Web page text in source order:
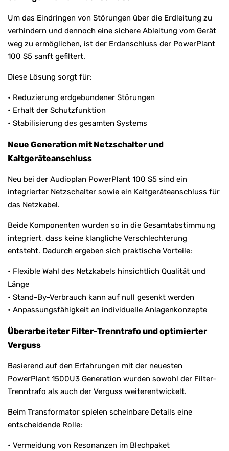
Um das Eindringen von Störungen über die Erdleitung zu
verhindern und dennoch eine sichere Ableitung vom Gerät
weg zu ermöglichen, ist der Erdanschluss der PowerPlant
100 S5 sanft gefiltert.
Diese Lösung sorgt für:
• Reduzierung erdgebundener Störungen
• Erhalt der Schutzfunktion
• Stabilisierung des gesamten Systems
Neue Generation mit Netzschalter und
Kaltgeräteanschluss
Neu bei der Audioplan PowerPlant 100 S5 sind ein
integrierter Netzschalter sowie ein Kaltgeräteanschluss für
das Netzkabel.
Beide Komponenten wurden so in die Gesamtabstimmung
integriert, dass keine klangliche Verschlechterung
entsteht. Dadurch ergeben sich praktische Vorteile:
• Flexible Wahl des Netzkabels hinsichtlich Qualität und
Länge
• Stand-By-Verbrauch kann auf null gesenkt werden
• Anpassungsfähigkeit an individuelle Anlagenkonzepte
Überarbeiteter Filter-Trenntrafo und optimierter
Verguss
Basierend auf den Erfahrungen mit der neuesten
PowerPlant 1500U3 Generation wurden sowohl der Filter-
Trenntrafo als auch der Verguss weiterentwickelt.
Beim Transformator spielen scheinbare Details eine
entscheidende Rolle:
• Vermeidung von Resonanzen im Blechpaket